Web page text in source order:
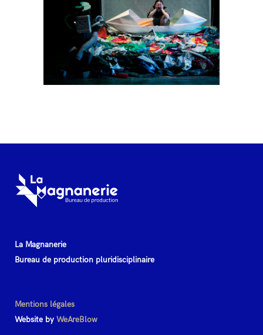
La Magnanerie
Bureau de production pluridisciplinaire
Mentions légales
Website by WeAreBlow